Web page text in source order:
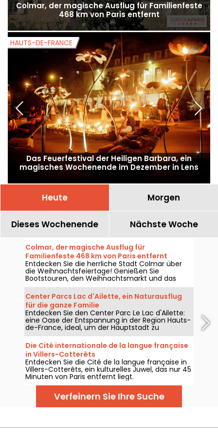
Colmar, der magische Ausflug für Familienfeste
468 km von Paris entfernt
Das Feuerfestival der Heiligen Barbara, ein
magisches Wochenende im Dezember in Lens
HAUTS-DE-FRANCE
Heute Morgen
Dieses Wochenende Nächste Woche
Colmar, der magische Ausflug für
Familienfeste 468 km von Paris entfernt
Entdecken Sie die herrliche Stadt Colmar über
die Weihnachtsfeiertage! Genießen Sie
Bootstouren, den Weihnachtsmarkt und das
neue Hotel Esquisse, das 2023 eröffnet wird.
Center Parcs Lac d'Ailette, ein Naturausflug
für die ganze Familie
Entdecken Sie den Center Parc Le Lac d'Ailette:
eine Oase der Entspannung in der Region Hauts-
de-France, ideal, um der Hauptstadt zu
entfliehen und die Natur zu genießen.
Die Cité internationale de la langue française
in Villers-Cotterêts
Entdecken Sie die Cité de la langue française in
Villers-Cotterêts, ein kulturelles Juwel, das nur 45
Minuten von Paris entfernt liegt.
Verfeinern Sie Ihre Suche